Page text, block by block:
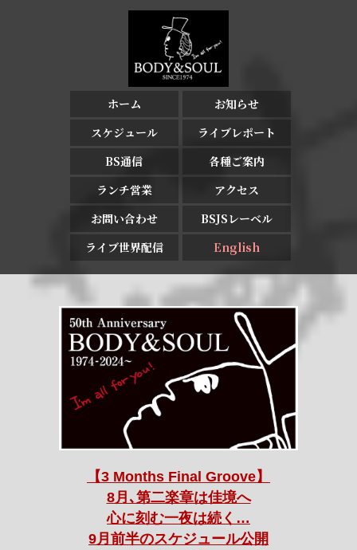
ホーム
お知らせ
スケジュール
ライブレポート
BS通信
各種ご案内
ランチ営業
アクセス
お問い合わせ
BSJSレーベル
ライブ世界配信
English
【3 Months Final Groove】
8月､第二楽章は佳境へ
心に刻む一夜は続く…
9月前半のスケジュール公開